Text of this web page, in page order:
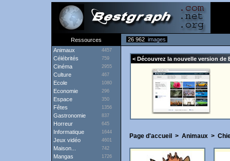
Ressources 26 962 images
Animaux
4457
Célébrités 759
Cinéma 2955
Culture 467
Ecole 1080
Economie 296
Espace 350
Fêtes 1356
Gastronomie 837
Horreur 645
Informatique 1644
Jeux vidéo 4601
Maison... 742
Mangas 1726
< Découvrez la nouvelle version de
Page d'accueil > Animaux >